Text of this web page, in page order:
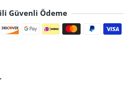
Güvenli Ödeme
Ödeme yöntemleri